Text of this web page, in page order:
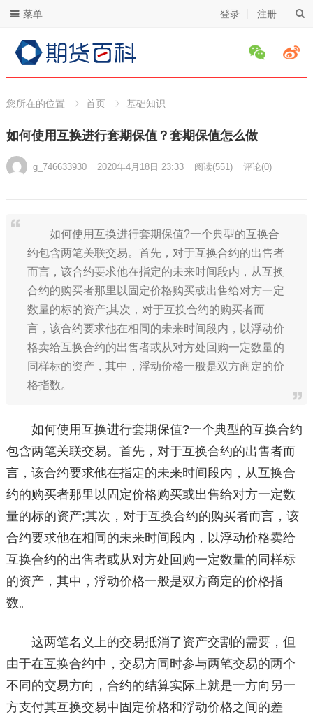
登录 注册
菜单
您所在的位置 首页 基础知识
如何使用互换进行套期保值？套期保值怎么做
g_746633930 2020年4月18日 23:33 阅读(551) 评论(0)
如何使用互换进行套期保值?一个典型的互换合
约包含两笔关联交易。首先，对于互换合约的出售者
而言，该合约要求他在指定的未来时间段内，从互换
合约的购买者那里以固定价格购买或出售给对方一定
数量的标的资产;其次，对于互换合约的购买者而
言，该合约要求他在相同的未来时间段内，以浮动价
格卖给互换合约的出售者或从对方处回购一定数量的
同样标的资产，其中，浮动价格一般是双方商定的价
格指数。
如何使用互换进行套期保值?一个典型的互换合约
包含两笔关联交易。首先，对于互换合约的出售者而
言，该合约要求他在指定的未来时间段内，从互换合
约的购买者那里以固定价格购买或出售给对方一定数
量的标的资产;其次，对于互换合约的购买者而言，该
合约要求他在相同的未来时间段内，以浮动价格卖给
互换合约的出售者或从对方处回购一定数量的同样标
的资产，其中，浮动价格一般是双方商定的价格指
数。
这两笔名义上的交易抵消了资产交割的需要，但
由于在互换合约中，交易方同时参与两笔交易的两个
不同的交易方向，合约的结算实际上就是一方向另一
方支付其互换交易中固定价格和浮动价格之间的差